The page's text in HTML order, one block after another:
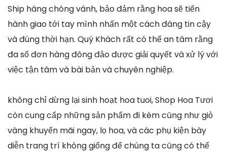
Ship hàng chóng vánh, bảo đảm rằng hoa sẽ tiến
hành giao tới tay mình nhấn một cách đáng tin cậy
và đúng thời hạn. Quý Khách rất có thể an tâm rằng
đa số đơn hàng đông đảo được giải quyết và xử lý với
việc tận tâm và bài bản và chuyên nghiệp.
không chỉ dừng lại sinh hoạt hoa tuoi, Shop Hoa Tươi
còn cung cấp những sản phẩm đi kèm cũng như giỏ
vàng khuyến mãi ngay, lọ hoa, và các phụ kiện bày
diễn trang trí không giống để chúng ta cũng có thể